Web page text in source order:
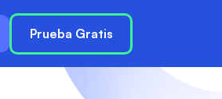
Prueba Gratis